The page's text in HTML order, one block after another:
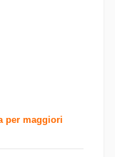
per maggiori